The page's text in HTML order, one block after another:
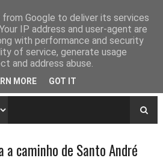
a caminho de Santo André
Google to deliver its services
IP address and user-agent are
with performance and security
of service, generate usage
and address abuse.
MORE GOT IT